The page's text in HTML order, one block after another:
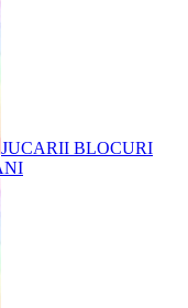
JUCARII BLOCURI